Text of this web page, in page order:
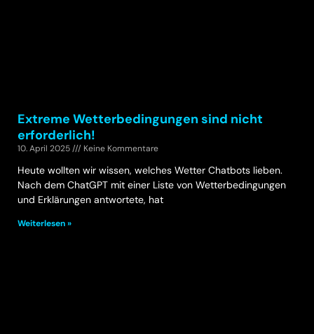
Extreme Wetterbedingungen sind nicht
erforderlich!
10. April 2025 Keine Kommentare
Heute wollten wir wissen, welches Wetter Chatbots lieben.
Nach dem ChatGPT mit einer Liste von Wetterbedingungen
und Erklärungen antwortete, hat
Weiterlesen »